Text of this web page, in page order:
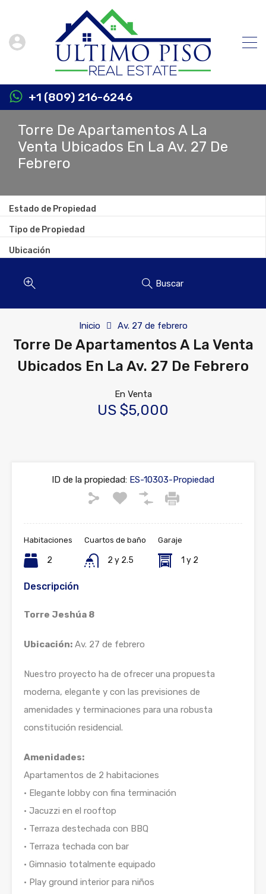
+1 (809) 216-6246
Torre De Apartamentos A La
Venta Ubicados En La Av. 27 De
Febrero
Estado de Propiedad
Tipo de Propiedad
Ubicación
Buscar
Inicio Av. 27 de febrero
Torre De Apartamentos A La Venta
Ubicados En La Av. 27 De Febrero
En Venta
US $5,000
ID de la propiedad: ES-10303-Propiedad
Habitaciones
2
Cuartos de baño
2 y 2.5
Garaje
1 y 2
Descripción
Torre Jeshúa 8
Ubicación: Av. 27 de febrero
Nuestro proyecto ha de ofrecer una propuesta
moderna, elegante y con las previsiones de
amenidades y terminaciones para una robusta
constitución residencial.
Amenidades:
Apartamentos de 2 habitaciones
• Elegante lobby con fina terminación
• Jacuzzi en el rooftop
• Terraza destechada con BBQ
• Terraza techada con bar
• Gimnasio totalmente equipado
• Play ground interior para niños